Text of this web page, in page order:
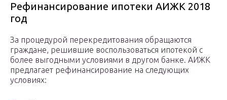
Рефинансирование ипотеки АИЖК 2018
год
За процедурой перекредитования обращаются
граждане, решившие воспользоваться ипотекой с
более выгодными условиями в другом банке. АИЖК
предлагает рефинансирование на следующих
условиях: